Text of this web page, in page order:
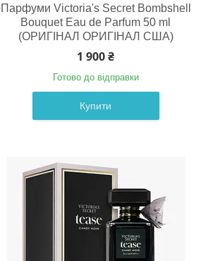
Парфуми Victoria's Secret Bombshell
Bouquet Eau de Parfum 50 ml
(ОРИГІНАЛ ОРИГІНАЛ США)
1 900 ₴
Готово до відправки
Купити